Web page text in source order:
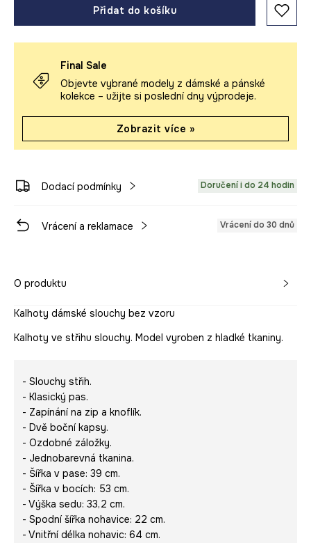
Přidat do košíku
Final Sale
Objevte vybrané modely z dámské a pánské
kolekce – užijte si poslední dny výprodeje.
Zobrazit více »
Dodací podmínky Doručení i do 24 hodin
Vrácení a reklamace Vrácení do 30 dnů
O produktu
Kalhoty dámské slouchy bez vzoru
Kalhoty ve střihu slouchy. Model vyroben z hladké tkaniny.
- Slouchy střih.
- Klasický pas.
- Zapínání na zip a knoflík.
- Dvě boční kapsy.
- Ozdobné záložky.
- Jednobarevná tkanina.
- Šířka v pase: 39 cm.
- Šířka v bocích: 53 cm.
- Výška sedu: 33,2 cm.
- Spodní šířka nohavice: 22 cm.
- Vnitřní délka nohavic: 64 cm.